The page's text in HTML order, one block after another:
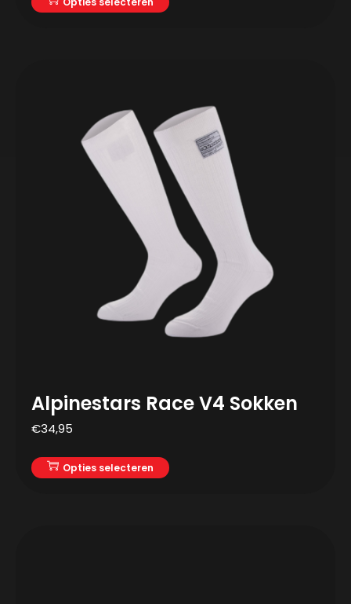
Alpinestars Race V4 Sokken
€34,95
Opties selecteren